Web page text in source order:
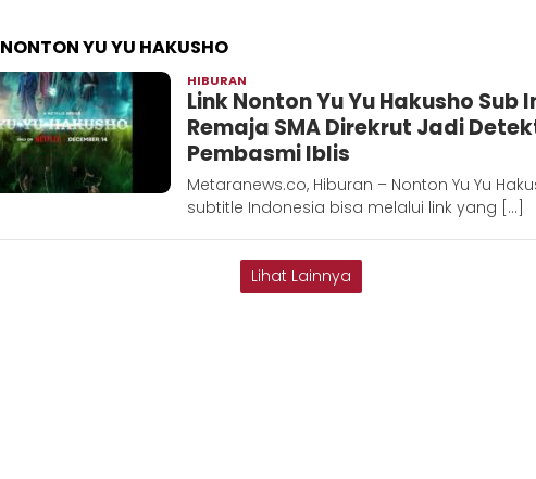
NONTON YU YU HAKUSHO
HIBURAN
D
Link Nonton Yu Yu Hakusho Sub
Remaja SMA Direkrut Jadi
Pembasmi Iblis
Metaranews.co, Hiburan – Nonton Yu Yu
subtitle Indonesia bisa melalui link yang […]
Lihat Lainnya